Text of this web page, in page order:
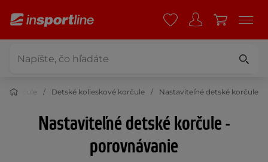
korčule Detské kolieskové korčule Nastaviteľné detské korčule
Nastaviteľné detské korčule -
porovnávanie